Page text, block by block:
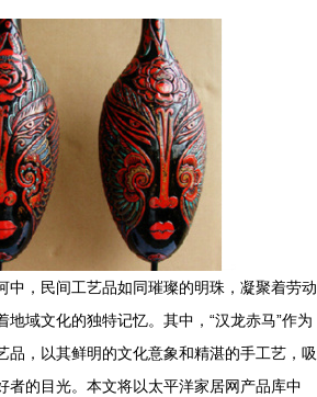
中，民间工艺品如同璀璨的明珠，凝聚着劳动
地域文化的独特记忆。其中，“汉龙赤马”作为
品，以其鲜明的文化意象和精湛的手工艺，吸
者的目光。本文将以太平洋家居网产品库中